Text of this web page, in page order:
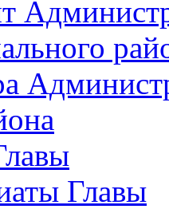
Главы